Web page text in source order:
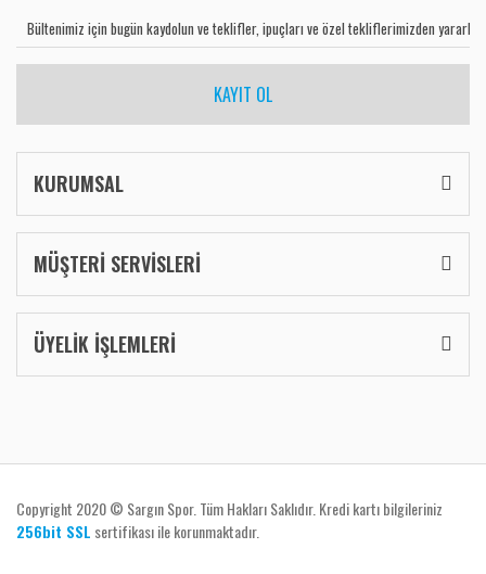
KAYIT OL
KURUMSAL
MÜŞTERİ SERVİSLERİ
ÜYELİK İŞLEMLERİ
Copyright 2020 © Sargın Spor. Tüm Hakları Saklıdır. Kredi kartı bilgileriniz
256bit SSL sertifikası ile korunmaktadır.